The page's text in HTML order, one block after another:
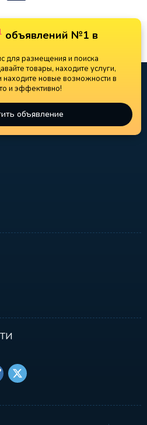
объявлений №1 в
для размещения и поиска
товары, находите услуги,
находите новые возможности в
и эффективно!
объявление